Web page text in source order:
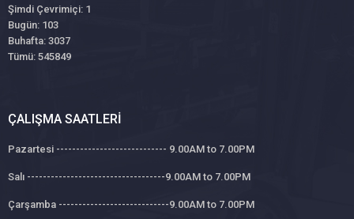
Şimdi Çevrimiçi: 1
Bugün: 103
Buhafta: 3037
Tümü: 545849
ÇALIŞMA SAATLERI
Pazartesi ---------------------------- 9.00AM to 7.00PM
Salı -----------------------------------9.00AM to 7.00PM
Çarşamba ----------------------------9.00AM to 7.00PM